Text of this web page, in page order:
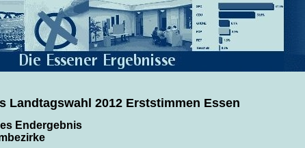
Landtagswahl 2012 Erststimmen Essen
Endergebnis